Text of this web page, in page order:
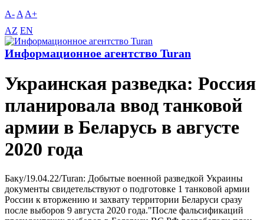
A- A A+
AZ EN
Информационное агентство Turan
Украинская разведка: Россия
планировала ввод танковой
армии в Беларусь в августе
2020 года
Баку/19.04.22/Turan: Добытые военной разведкой Украины
документы свидетельствуют о подготовке 1 танковой армии
России к вторжению и захвату территории Беларуси сразу
после выборов 9 августа 2020 года."После фальсификаций